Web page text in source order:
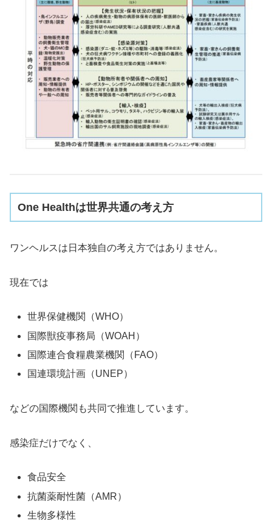
One Healthは世界共通の考え方
ワンヘルスは日本独自の考え方ではありません。
現在では
世界保健機関（WHO）
国際獣疫事務局（WOAH）
国際連合食糧農業機関（FAO）
国連環境計画（UNEP）
などの国際機関も共同で推進しています。
感染症だけでなく、
食品安全
抗菌薬耐性菌（AMR）
生物多様性